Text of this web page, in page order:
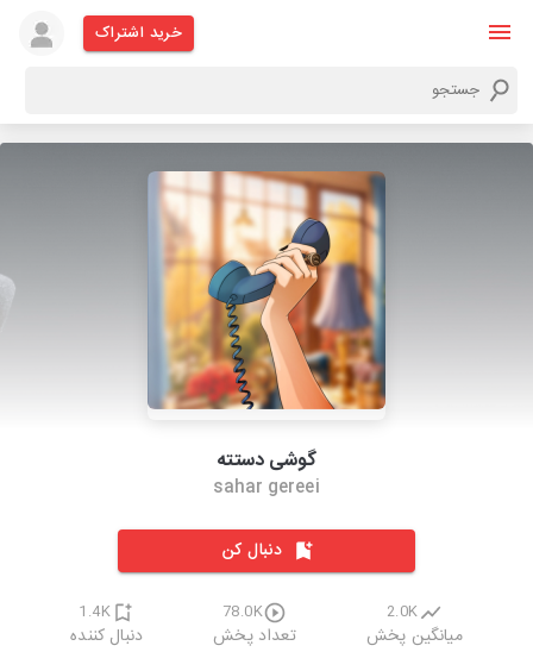
خرید اشتراک
گوشی دستته
sahar gereei
دنبال کن
2.0K
میانگین پخش
78.0K
تعداد پخش
1.4K
دنبال کننده